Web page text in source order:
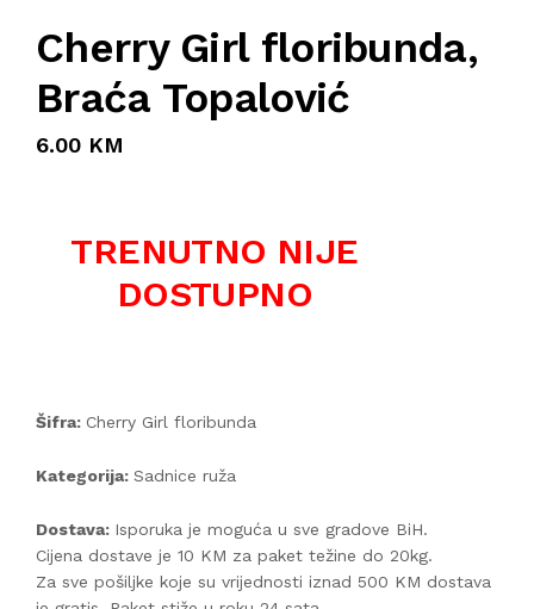
Cherry Girl floribunda,
Braća Topalović
6.00 KM
TRENUTNO NIJE
DOSTUPNO
Šifra: Cherry Girl floribunda
Kategorija: Sadnice ruža
Dostava: Isporuka je moguća u sve gradove BiH.
Cijena dostave je 10 KM za paket težine do 20kg.
Za sve pošiljke koje su vrijednosti iznad 500 KM dostava